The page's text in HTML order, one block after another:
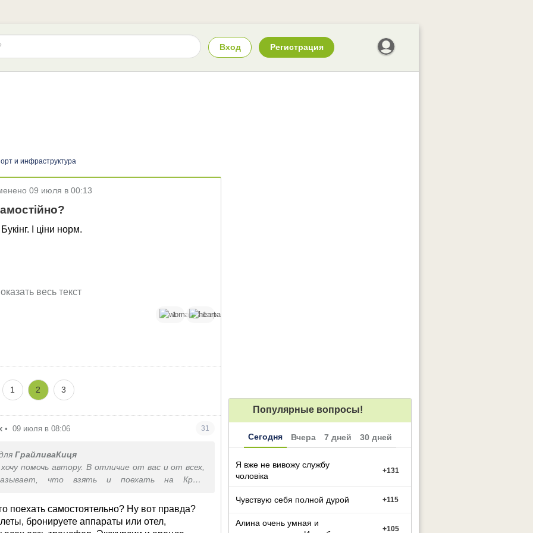
Вход Регистрация
и инфраструктура
09 июля в 00:13
І ціни норм.
весь текст
1 1
1 2 3
• 09 июля в 08:06 31
ГрайливаКиця
помочь автору. В отличие от вас и от всех,
что взять и поехать на Крит
была трижды. А еще на Санторини, Косе и
поехать самостоятельно? Ну вот правда?
бронируете аппараты или отел,
Популярные вопросы!
Сегодня Вчера 7 дней 30 дней
Я вже не вивожу службу
чоловіка
+131
Чувствую себя полной дурой +115
Алина очень умная и
+105